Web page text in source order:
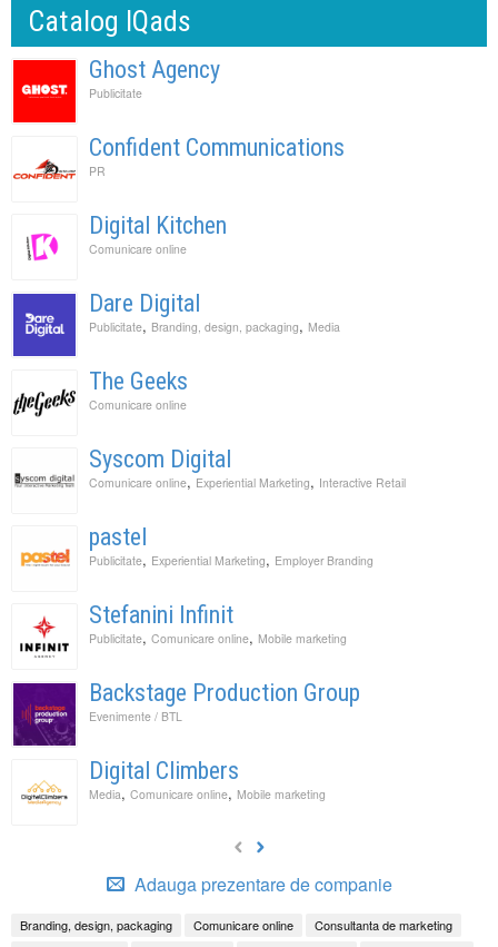
Catalog IQads
Ghost Agency
Publicitate
Confident Communications
PR
Digital Kitchen
Comunicare online
Dare Digital
Publicitate, Branding, design, packaging, Media
The Geeks
Comunicare online
Syscom Digital
Comunicare online, Experiential Marketing, Interactive Retail
pastel
Publicitate, Experiential Marketing, Employer Branding
Stefanini Infinit
Publicitate, Comunicare online, Mobile marketing
Backstage Production Group
Evenimente / BTL
Digital Climbers
Media, Comunicare online, Mobile marketing
Adauga prezentare de companie
Branding, design, packaging Comunicare online
Consultanta de marketing